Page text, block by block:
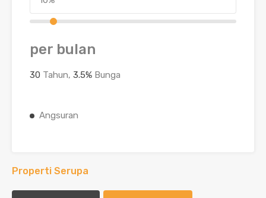
per bulan
30 Tahun, 3.5% Bunga
Angsuran
Properti Serupa